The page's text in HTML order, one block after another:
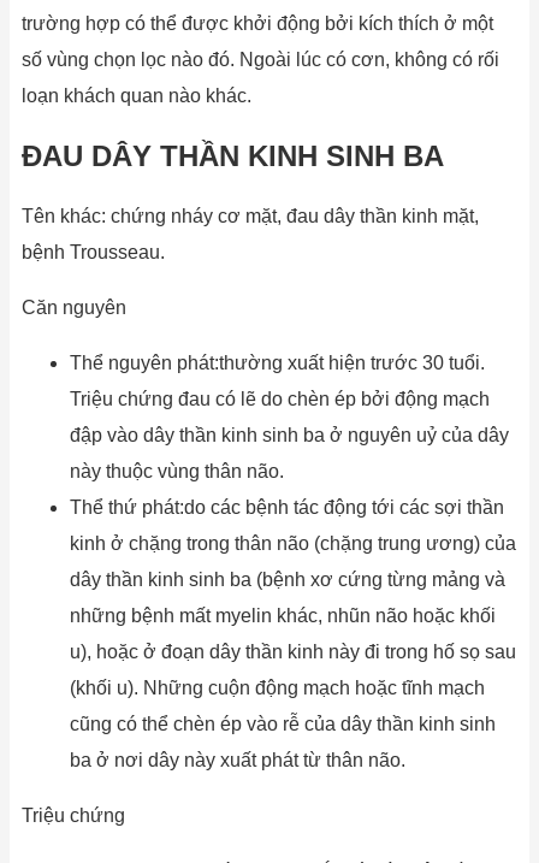
trường hợp có thể được khởi động bởi kích thích ở một
số vùng chọn lọc nào đó. Ngoài lúc có cơn, không có rối
loạn khách quan nào khác.
ĐAU DÂY THẦN KINH SINH BA
Tên khác: chứng nháy cơ mặt, đau dây thần kinh mặt,
bệnh Trousseau.
Căn nguyên
Thể nguyên phát:thường xuất hiện trước 30 tuổi.
Triệu chứng đau có lẽ do chèn ép bởi động mạch
đập vào dây thần kinh sinh ba ở nguyên uỷ của dây
này thuộc vùng thân não.
Thể thứ phát:do các bệnh tác động tới các sợi thần
kinh ở chặng trong thân não (chặng trung ương) của
dây thần kinh sinh ba (bệnh xơ cứng từng mảng và
những bệnh mất myelin khác, nhũn não hoặc khối
u), hoặc ở đoạn dây thần kinh này đi trong hố sọ sau
(khối u). Những cuộn động mạch hoặc tĩnh mạch
cũng có thể chèn ép vào rễ của dây thần kinh sinh
ba ở nơi dây này xuất phát từ thân não.
Triệu chứng